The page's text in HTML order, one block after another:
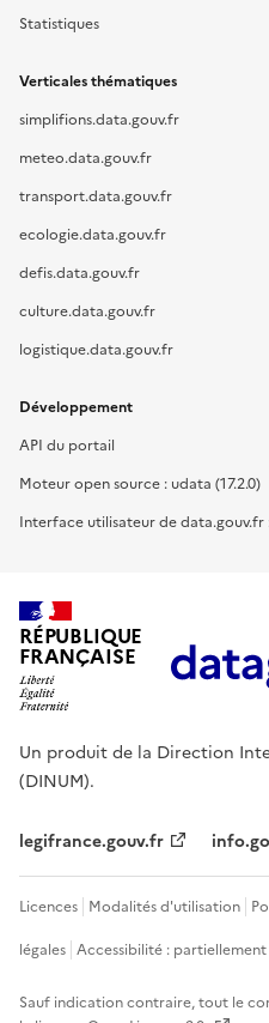
Statistiques
Verticales thématiques
simplifions.data.gouv.fr
meteo.data.gouv.fr
transport.data.gouv.fr
ecologie.data.gouv.fr
defis.data.gouv.fr
culture.data.gouv.fr
logistique.data.gouv.fr
Développement
API du portail
Moteur open source : udata (17.2.0)
Interface utilisateur de data.gouv.fr
RÉPUBLIQUE
FRANÇAISE
Un produit de la Direction
(DINUM).
legifrance.gouv.fr
Licences Modalités d'utilisation
légales Accessibilité :
Sauf indication contraire, tout le